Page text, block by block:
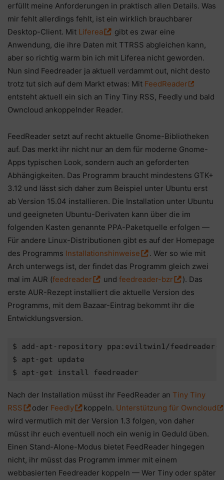
erfüllt meine Anforderungen in praktisch allen Details. Was
mir fehlt allerdings fehlt, ist ein wirklich brauchbarer
Desktop-Client. Mit Liferea
gibt es zwar eine
Anwendung, die ihre Daten mit TTRSS abgleichen kann,
aber so richtig warm bin ich mit Liferea nicht geworden.
Nun sind Feedreader ja aktuell verdammt out, nicht desto
trotz tut sich auf dem Markt etwas: Mit FeedReader
entsteht aktuell ein sich an Tiny Tiny RSS, Feedly und bald
Owncloud ankoppelnder Reader.
FeedReader setzt auf recht aktuelle Gnome-Bibliotheken
auf. Das merkt ihr nicht nur an dem für moderne Gnome-
Apps typischen Look, sondern auch an geforderten
Abhängigkeiten. Das Programm braucht mindestens GTK+
3.12 und lässt sich daher zum Beispiel unter Ubuntu erst
ab Version 15.04 installieren. Die Installation unter Ubuntu
und geeigneten Ubuntu-Derivaten kann über die im
folgenden Kasten genannte PPA-Paketquelle erfolgen —
Für andere Linux-Distributionen gibt es auf der Homepage
des Programms Installationshinweise
. Wer so wie mit
Arch unterwegs ist, der findet das Programm gleich zwei
mal im AUR (feedreader und feedreader-bzr
). Das
erste AUR-Rezept installiert die aktuelle Version des
Programms, mit dem Bazaar-Eintrag bekommt ihr die
Entwicklungsversion.
$ add-apt-repository ppa:eviltwin1/feedreader-
$ apt-get update
$ apt-get install feedreader
Nach der Installation müsst ihr FeedReader an Tiny Tiny
RSS
oder Feedly koppeln. Unterstützung für Owncloud
wird vermutlich mit der Version 1.3 folgen, von daher
müsst ihr euch eventuell noch ein wenig in Geduld üben.
Einen Stand-Alone-Modus bietet FeedReader hingegen
nicht, ihr müsst das Programm immer mit einem
webbasierten Feedreader koppeln — Wer Tiny oder später